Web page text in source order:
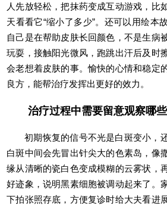
人先放轻松，把抹药变成互动游戏，比
天看看它“缩小了多少”。还可以用绘本
自己是在帮助皮肤长回颜色，不是生病
玩耍，接触阳光微风，跑跳出汗后及时
会老想着皮肤的事。愉快的心情和稳定
良方，能帮治疗发挥出更好的效力。
治疗过程中需要留意观察哪
初期恢复的信号不光是白斑变小，
白斑中间会先冒出针尖大的色素岛，像
缘从清晰的瓷白色变成模糊的云雾状，
好迹象，说明黑素细胞被调动起来了。
下拍张照存底，方便复诊时给大夫看进